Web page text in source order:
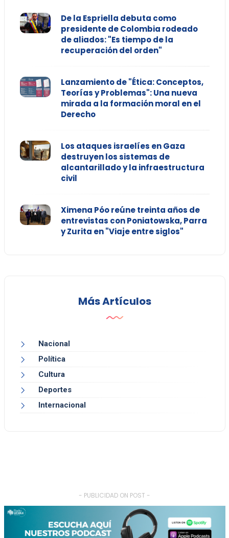
De la Espriella debuta como
presidente de Colombia rodeado
de aliados: "Es tiempo de la
recuperación del orden"
Lanzamiento de "Ética: Conceptos,
Teorías y Problemas": Una nueva
mirada a la formación moral en el
Derecho
Los ataques israelíes en Gaza
destruyen los sistemas de
alcantarillado y la infraestructura
civil
Ximena Póo reúne treinta años de
entrevistas con Poniatowska, Parra
y Zurita en "Viaje entre siglos"
Más Artículos
Nacional
Política
Cultura
Deportes
Internacional
- PUBLICIDAD ON POST -